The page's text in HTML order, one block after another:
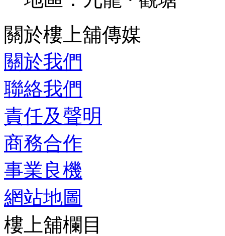
關於樓上舖傳媒
關於我們
聯絡我們
責任及聲明
商務合作
事業良機
網站地圖
樓上舖欄目